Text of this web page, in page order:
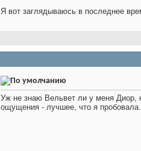
Я вот заглядываюсь в последнее
Уж не знаю Вельвет ли у меня Диор,
ощущения - лучшее, что я пробовала.